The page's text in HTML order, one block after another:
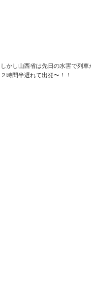
しかし山西省は先日の水害で列
２時間半遅れて出発〜！！